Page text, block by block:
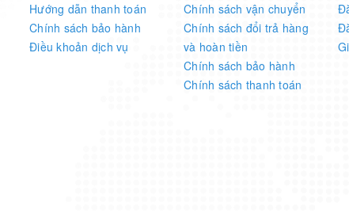
Hướng dẫn thanh toán
Chính sách bảo hành
Điều khoản dịch vụ
Chính sách vận chuyển
Chính sách đổi trả hàng
và hoàn tiền
Chính sách bảo hành
Chính sách thanh toán